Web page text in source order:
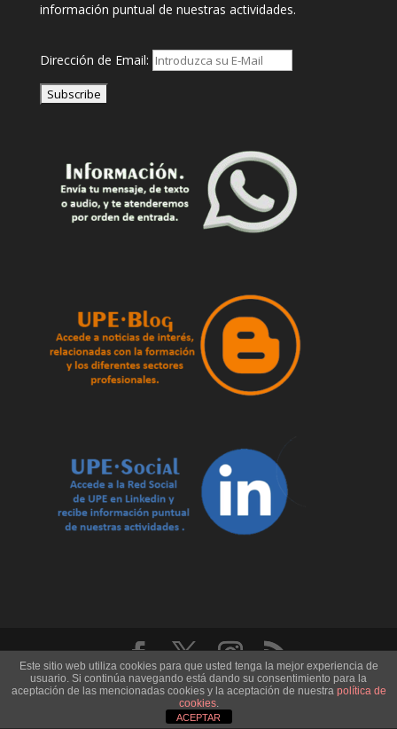
información puntual de nuestras actividades.
Dirección de Email:
U.P.E. Universidad de los Pueblos de Europa - Record
Code: CD.1505 - CIF. B29651064
Este sitio web utiliza cookies para que usted tenga la mejor experiencia de
usuario. Si continúa navegando está dando su consentimiento para la
aceptación de las mencionadas cookies y la aceptación de nuestra política de
cookies.
ACEPTAR